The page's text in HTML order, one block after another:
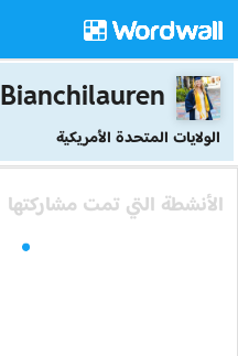
Bianchilauren
الولايات المتحدة الأمريكية
الأنشطة التي تمت مشاركتها